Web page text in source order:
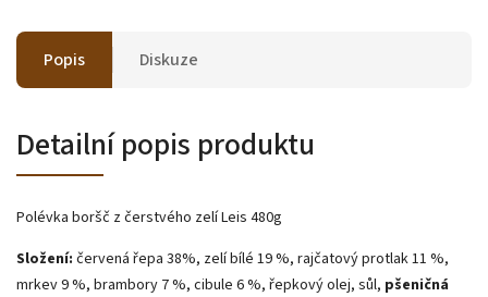
Popis Diskuze
Detailní popis produktu
Polévka boršč z čerstvého zelí Leis 480g
Složení: červená řepa 38%, zelí bílé 19 %, rajčatový protlak 11 %,
mrkev 9 %, brambory 7 %, cibule 6 %, řepkový olej, sůl, pšeničná